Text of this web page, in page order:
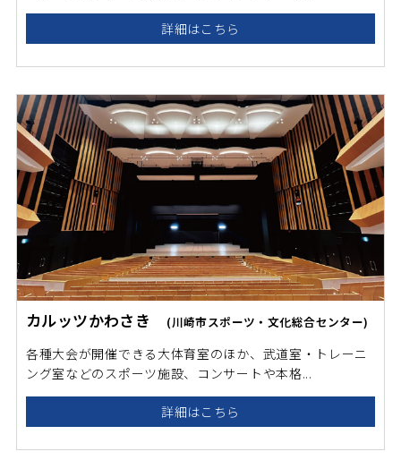
詳細はこちら
カルッツかわさき (川崎市スポーツ・文化総合センター)
各種大会が開催できる大体育室のほか、武道室・トレーニ
ング室などのスポーツ施設、コンサートや本格...
詳細はこちら